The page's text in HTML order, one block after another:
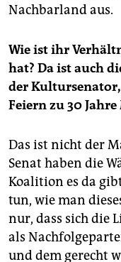
Nachbarland aus.
Wie ist ihr
hat? Da ist auch
der
Feiern zu 30
Das ist nicht der
Senat haben die
Koalition es da
tun, wie man
nur, dass sich die
als
und dem gerecht